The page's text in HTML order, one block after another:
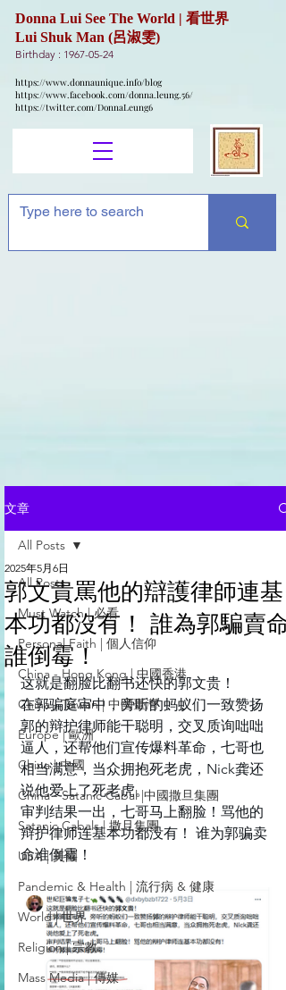
Donna Lui See The World | 看世界
Lui Shuk Man (呂淑雯)
Birthday : 1967-05-24
https://www.donnaunique.info/blog
https://www.facebook.com/donna.leung.56/
https://twitter.com/DonnaLeung6
文章
All Posts
Must Watch | 必看
Personal Faith | 個人信仰
China - Hong Kong | 中國香港
China - Taiwan | 中國臺灣
Europe | 歐洲
China | 中國
China - Satanic Cabal |中國撒旦集團
Satanic Cabals | 撒旦集團
USA | 美國
Pandemic & Health | 流行病 & 健康
World | 世界
Religion | 宗教
Mass Media | 傳媒
All Posts
郭文貴罵他的辯護律師連基
本功都沒有！ 誰為郭騙賣命
誰倒霉！
2025年5月6日
这就是翻脸比翻书还快的郭文贵！
在郭骗庭审中，旁听的蚂蚁们一致赞扬
郭的辩护律师能干聪明，交叉质询咄咄
逼人，还帮他们宣传爆料革命，七哥也
相当满意，当众拥抱死老虎，Nick龚还
说他爱上了死老虎。
审判结果一出，七哥马上翻脸！骂他的
辩护律师连基本功都没有！ 谁为郭骗卖
命谁倒霉！